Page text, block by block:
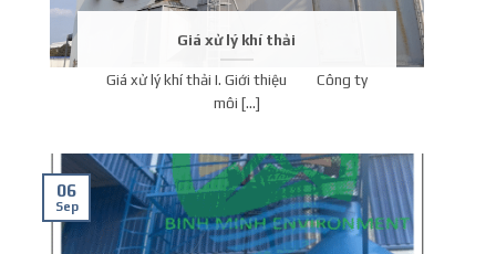
Giá xử lý khí thải
Giá xử lý khí thải I. Giới thiệu Công ty
môi [...]
06
Sep